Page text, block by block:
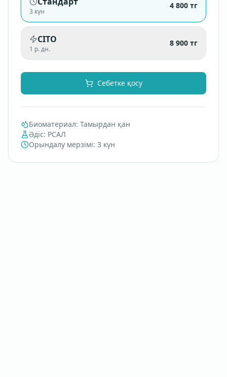
3 күн
4 800 тг
CITO
1 р. дн.
8 900 тг
Себетке қосу
Биоматериал: Тамырдан қан
Әдіс: РСАЛ
Орындалу мерзімі: 3 күн